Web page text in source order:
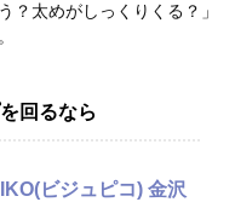
？太めがしっくりくる？」
回るなら
ビジュピコ) 金沢